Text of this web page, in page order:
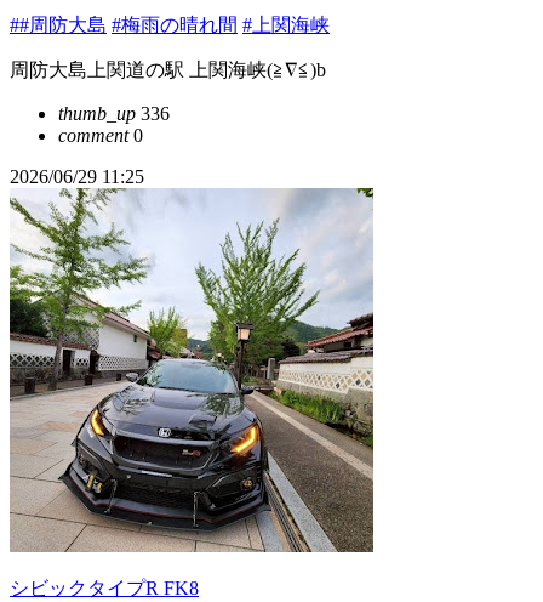
##周防大島 #梅雨の晴れ間 #上関海峡
周防大島上関道の駅 上関海峡(≧∇≦)b
thumb_up 336
comment0
2026/06/29 11:25
シビックタイプR FK8